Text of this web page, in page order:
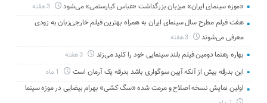
«موزه سینمای ایران» میزبان بزرگداشت «عباس کیارستمی» می‌شود 3 هفته
هفت فیلم مطرح سال سینمای ایران به همراه بهترین فیلم خارجی‌زبان به زودی
معرفی می‌شوند
3 هفته
بهاره رهنما دومین فیلم بلند سینمایی خود را کلید می‌زند
این بدرقه بیش از آنکه آیین سوگواری باشد بدرقه یک آرمان است
اولین نمایش نسخه اصلاح و مرمت شده «سگ کشی» بهرام بیضایی در موزه سینما